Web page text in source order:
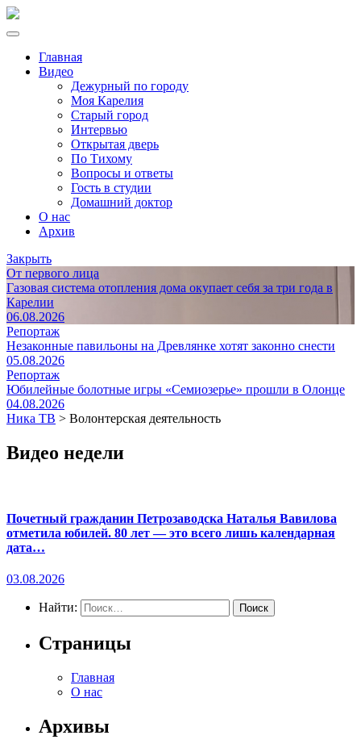
Главная
Видео
Дежурный по городу
Моя Карелия
Старый город
Интервью
Открытая дверь
По Тихому
Вопросы и ответы
Гость в студии
Домашний доктор
О нас
Архив
Закрыть
От первого лица
Газовая система отопления дома окупает себя за три года в
Карелии
06.08.2026
Репортаж
Незаконные павильоны на Древлянке хотят законно снести
05.08.2026
Репортаж
Юбилейные болотные игры «Семиозерье» прошли в Олонце
04.08.2026
Ника ТВ > Волонтерская деятельность
Видео недели
Почетный гражданин Петрозаводска Наталья Вавилова
отметила юбилей. 80 лет — это всего лишь календарная
дата…
03.08.2026
Найти:
Страницы
Главная
О нас
Архивы